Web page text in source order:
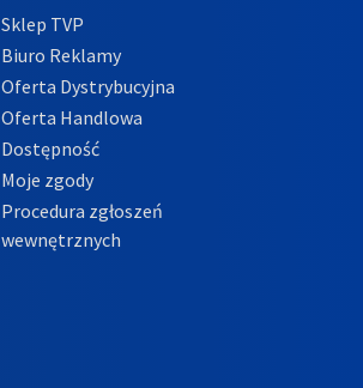
Sklep TVP
Biuro Reklamy
Oferta Dystrybucyjna
Oferta Handlowa
Dostępność
Moje zgody
Procedura zgłoszeń
wewnętrznych